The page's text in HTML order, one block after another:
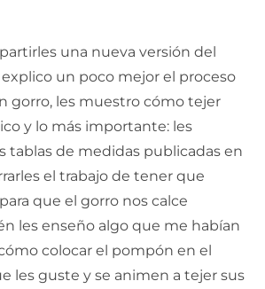
una nueva versión del
un poco mejor el proceso
gorro, les muestro cómo tejer
y lo más importante: les
tablas de medidas publicadas en
el trabajo de tener que
que el gorro nos calce
les enseño algo que me habían
colocar el pompón en el
les guste y se animen a tejer sus